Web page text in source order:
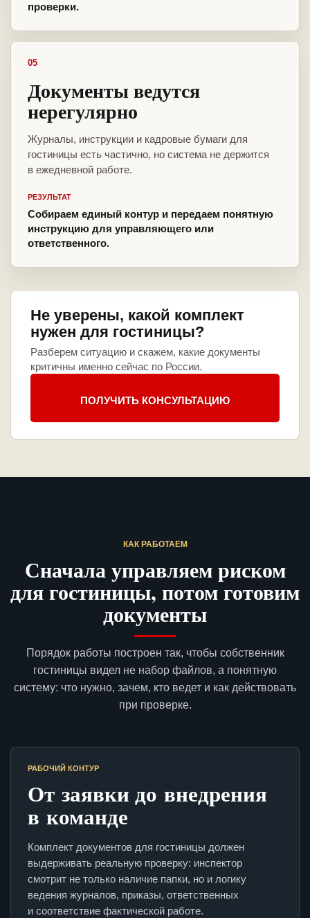
проверки.
05
Документы ведутся
нерегулярно
Журналы, инструкции и кадровые бумаги для
гостиницы есть частично, но система не держится
в ежедневной работе.
РЕЗУЛЬТАТ
Собираем единый контур и передаем понятную
инструкцию для управляющего или
ответственного.
Не уверены, какой комплект
нужен для гостиницы?
Разберем ситуацию и скажем, какие документы
критичны именно сейчас по России.
ПОЛУЧИТЬ КОНСУЛЬТАЦИЮ
КАК РАБОТАЕМ
Сначала управляем риском
для гостиницы, потом готовим
документы
Порядок работы построен так, чтобы собственник
гостиницы видел не набор файлов, а понятную
систему: что нужно, зачем, кто ведет и как действовать
при проверке.
РАБОЧИЙ КОНТУР
От заявки до внедрения
в команде
Комплект документов для гостиницы должен
выдерживать реальную проверку: инспектор
смотрит не только наличие папки, но и логику
ведения журналов, приказы, ответственных
и соответствие фактической работе.